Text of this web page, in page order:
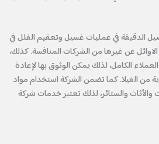
الدقيقة في عمليات غسيل وتعقيم الفلل في
عن غيرها من الشركات المنافسة. كذلك،
الكامل، لذلك يمكن الوثوق بها لإعادة
من الفيلا. كما تضمن الشركة استخدام مواد
والستائر، لذلك تعتبر خدمات شركة